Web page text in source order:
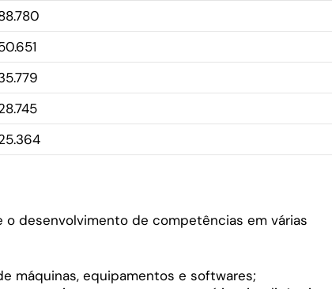
desenvolvimento de competências em várias
máquinas, equipamentos e softwares;